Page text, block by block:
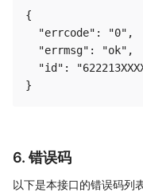
{
  "errcode": "0",
  "errmsg": "ok",
"id":
6. 错误码
以下是本接口的错误码列